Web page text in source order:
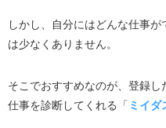
しかし、自分にはどんな仕事
は少なくありません。
そこでおすすめなのが、登録
仕事を診断してくれる「 ミイダ